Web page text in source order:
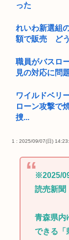
った
れいわ新選組
額で販売 ど
職員がバスロ
見の対応に問
ワイルドベリ
ローン攻撃で
捜...
1 : 2025/09/07(日)
※2025/
読売新聞
青森県内
できる「